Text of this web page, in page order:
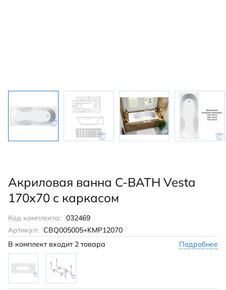
Акриловая ванна C-BATH Vesta
170х70 с каркасом
Код комплекта: 032469
Артикул:
CBQ005005+KMP12070
В комплект входит 2 товара Подробнее